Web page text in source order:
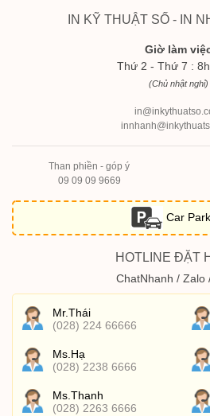
IN KỸ THUẬT SỐ - IN
Giờ làm
Thứ 2 - Thứ 7 :
(Chủ nhật nghỉ)
Than phiền - góp ý
09 09 09 9669
Car
HOTLINE ĐẶT
ChatNhanh / Zalo
Mr.Thái
(028) 224 66666
Ms.Hạ
(028) 2238 6666
Ms.Thanh
(028) 2263 6666